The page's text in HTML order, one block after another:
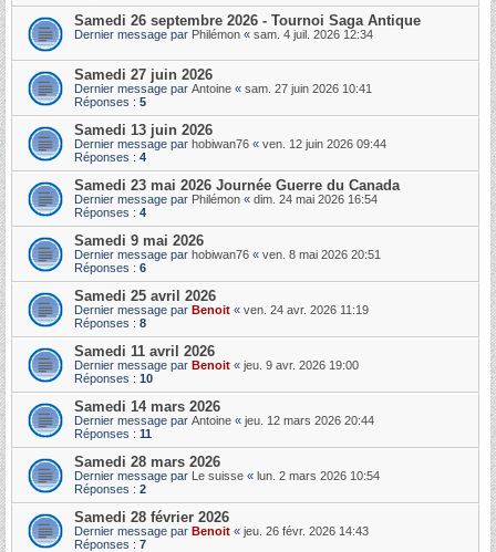
Samedi 26 septembre 2026 - Tournoi Saga Antique
Dernier message par Philémon « sam. 4 juil. 2026 12:34
Samedi 27 juin 2026
Dernier message par Antoine « sam. 27 juin 2026 10:41
Réponses : 5
Samedi 13 juin 2026
Dernier message par hobiwan76 « ven. 12 juin 2026 09:44
Réponses : 4
Samedi 23 mai 2026 Journée Guerre du Canada
Dernier message par Philémon « dim. 24 mai 2026 16:54
Réponses : 4
Samedi 9 mai 2026
Dernier message par hobiwan76 « ven. 8 mai 2026 20:51
Réponses : 6
Samedi 25 avril 2026
Dernier message par Benoit « ven. 24 avr. 2026 11:19
Réponses : 8
Samedi 11 avril 2026
Dernier message par Benoit « jeu. 9 avr. 2026 19:00
Réponses : 10
Samedi 14 mars 2026
Dernier message par Antoine « jeu. 12 mars 2026 20:44
Réponses : 11
Samedi 28 mars 2026
Dernier message par Le suisse « lun. 2 mars 2026 10:54
Réponses : 2
Samedi 28 février 2026
Dernier message par Benoit « jeu. 26 févr. 2026 14:43
Réponses : 7